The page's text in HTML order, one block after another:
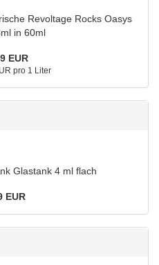
Revoltage Rocks Oasys
in 60ml
EUR
pro 1 Liter
Glastank 4 ml flach
EUR